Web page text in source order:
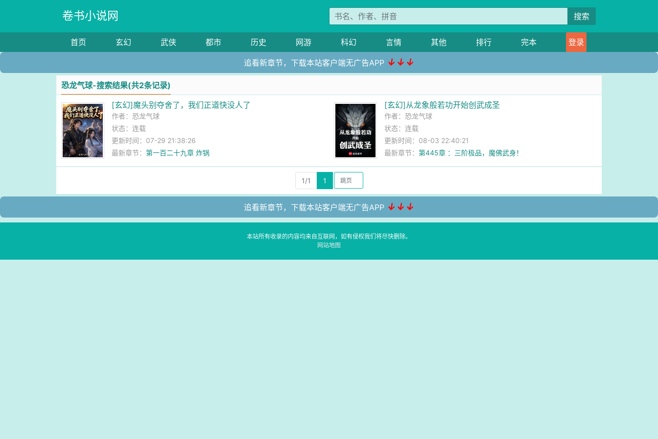
卷书小说网 搜索
首页 玄幻 武侠 都市 历史 网游 科幻 言情 其他 排行 完本 登录
追看新章节，下载本站客户端无广告APP ↓↓↓
恐龙气球-搜索结果(共2条记录)
[玄幻]魔头别夺舍了，我们正道快没人了
作者： 恐龙气球
状态：连载
更新时间：07-29 21:38:26
最新章节：第一百二十九章 炸锅
[玄幻]从龙象般若功开始创武成圣
作者： 恐龙气球
状态：连载
更新时间：08-03 22:40:21
最新章节： 第445章 ：三阶极品，魔佛武身！
1/1 1
追看新章节，下载本站客户端无广告APP ↓↓↓
本站所有收录的内容均来自互联网，如有侵权我们将尽快删除。
网站地图